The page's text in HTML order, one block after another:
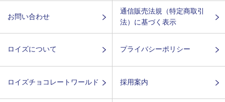
お問い合わせ
通信販売法規（特定商取引
法）に基づく表示
ロイズについて プライバシーポリシー
ロイズチョコレートワールド 採用案内